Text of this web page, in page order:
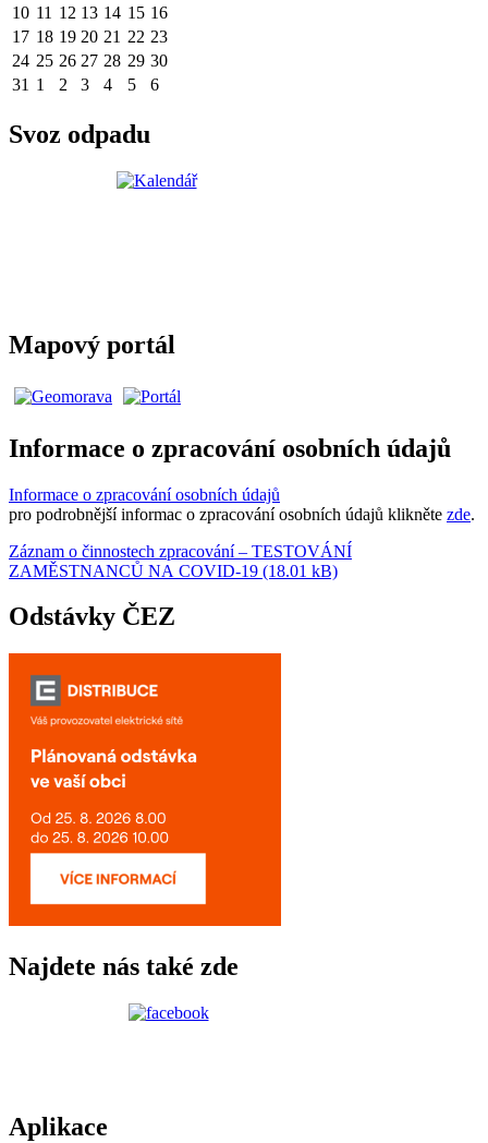
10 11 12 13 14 15 16
17 18 19 20 21 22 23
24 25 26 27 28 29 30
31 1 2 3 4 5 6
Svoz odpadu
Mapový portál
Informace o zpracování osobních údajů
Informace o zpracování osobních údajů
pro podrobnější informac o zpracování osobních údajů klikněte zde.
Záznam o činnostech zpracování – TESTOVÁNÍ
ZAMĚSTNANCŮ NA COVID-19 (18.01 kB)
Odstávky ČEZ
Najdete nás také zde
Aplikace